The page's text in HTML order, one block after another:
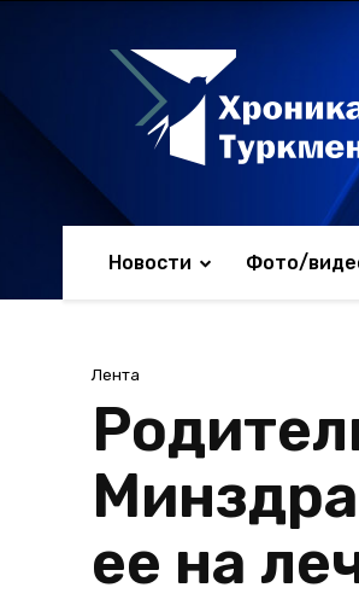
Новости Фото/
Лента
ее на